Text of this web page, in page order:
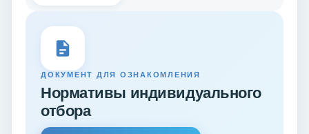
ДОКУМЕНТ ДЛЯ ОЗНАКОМЛЕНИЯ
Нормативы индивидуального
отбора